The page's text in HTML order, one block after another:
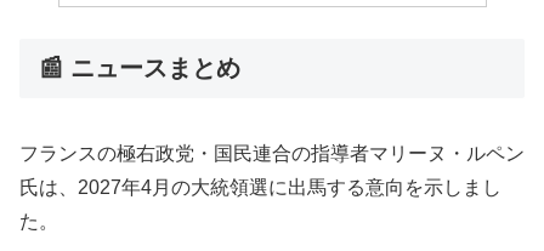
📰 ニュースまとめ
フランスの極右政党・国民連合の指導者マリーヌ・ルペン
氏は、2027年4月の大統領選に出馬する意向を示しまし
た。